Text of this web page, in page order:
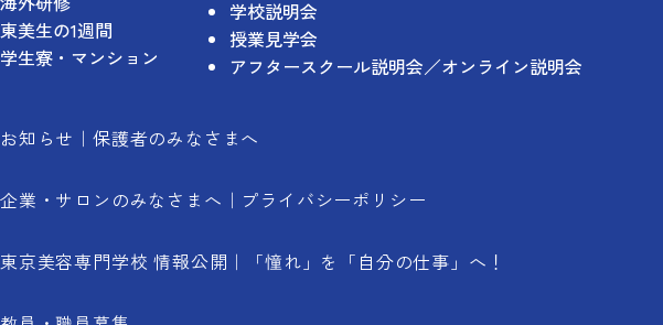
東美生の1週間
学生寮・マンション
学校説明会
授業見学会
アフタースクール説明会／オンライン説明会
お知らせ 保護者のみなさまへ
企業・サロンのみなさまへ プライバシーポリシー
東京美容専門学校 情報公開 「憧れ」を「自分の仕事」へ！